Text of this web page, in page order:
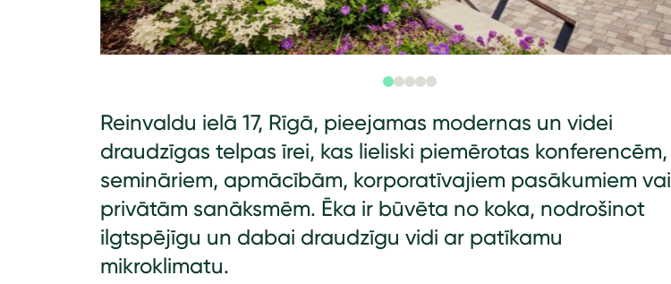
Reinvaldu ielā 17, Rīgā, pieejamas modernas un videi
draudzīgas telpas īrei, kas lieliski piemērotas konferencēm,
semināriem, apmācībām, korporatīvajiem pasākumiem vai
privātām sanāksmēm. Ēka ir būvēta no koka, nodrošinot
ilgtspējīgu un dabai draudzīgu vidi ar patīkamu
mikroklimatu.